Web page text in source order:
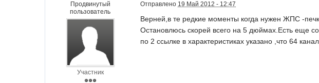
Продвинутый
пользователь
Участник
Отправлено 19 Май 2012 - 12:47
Верней,в те редкие моменты когда нужен ЖПС -
Остановлюсь скорей всего на 5 дюймах.Есть еще
по 2 ссылке в характеристиках указано ,что 64